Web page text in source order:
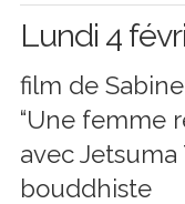
Lundi 4
film de
“Une femme
avec
bouddhiste